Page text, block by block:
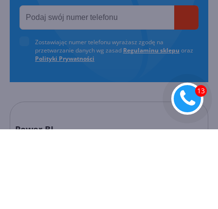
Zostawiając numer telefonu wyrażasz zgodę na
przetwarzanie danych wg zasad Regulaminu sklepu oraz
Polityki Prywatności
Power BI